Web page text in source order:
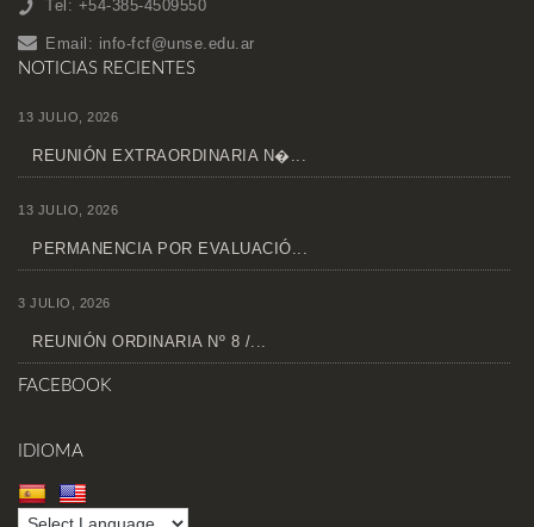
Tel: +54-385-4509550
Email: info-fcf@unse.edu.ar
NOTICIAS RECIENTES
13 JULIO, 2026
REUNIÓN EXTRAORDINARIA N�...
13 JULIO, 2026
PERMANENCIA POR EVALUACIÓ...
3 JULIO, 2026
REUNIÓN ORDINARIA Nº 8 /...
FACEBOOK
IDIOMA